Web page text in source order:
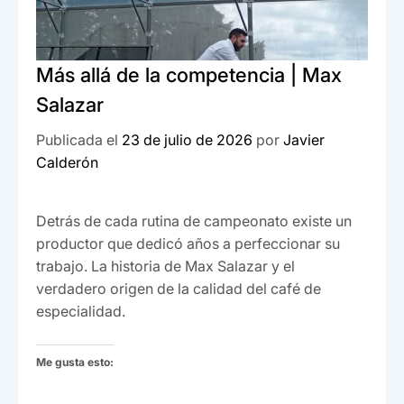
Más allá de la competencia | Max
Salazar
Publicada el 23 de julio de 2026 por Javier
Calderón
Detrás de cada rutina de campeonato existe un
productor que dedicó años a perfeccionar su
trabajo. La historia de Max Salazar y el
verdadero origen de la calidad del café de
especialidad.
Me gusta esto: